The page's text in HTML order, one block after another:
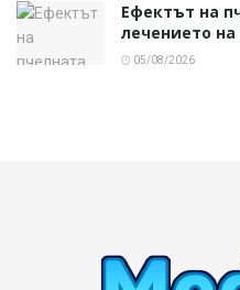
Ефектът на
лечението
05/08/2026